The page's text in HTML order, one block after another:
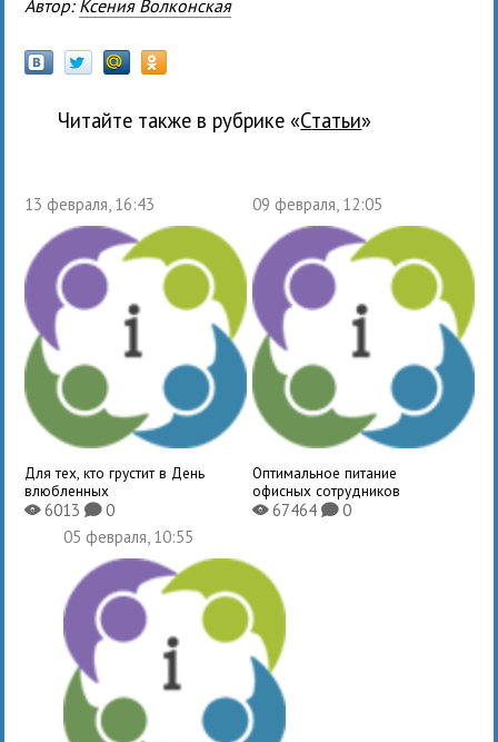
Автор: Ксения Волконская
Читайте также в рубрике « Статьи»
13 февраля, 16:43
Для тех, кто грустит в День
влюбленных
X6013K0
09 февраля, 12:05
Оптимальное питание
офисных сотрудников
X67464 K0
05 февраля, 10:55